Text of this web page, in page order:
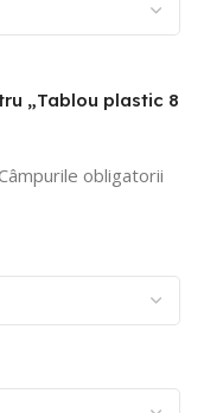
„Tablou plastic 8
obligatorii